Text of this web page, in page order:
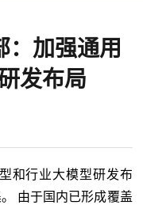
：加强通用
发布局
和行业大模型研发布
由于国内已形成覆盖